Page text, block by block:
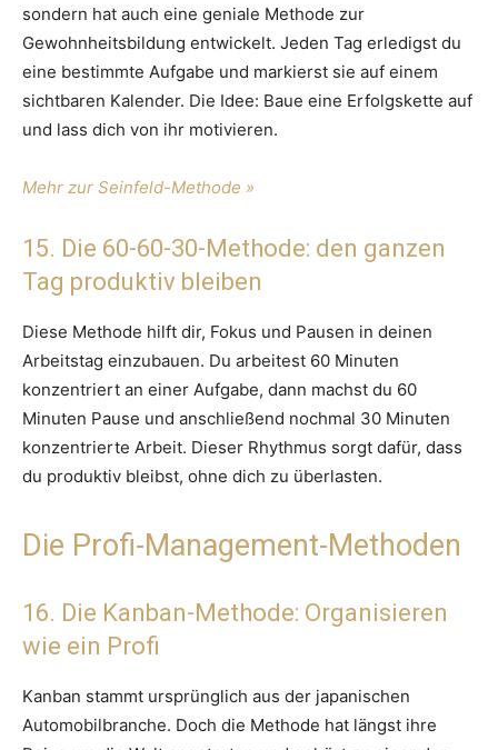
sondern hat auch eine geniale Methode zur
Gewohnheitsbildung entwickelt. Jeden Tag erledigst du
eine bestimmte Aufgabe und markierst sie auf einem
sichtbaren Kalender. Die Idee: Baue eine Erfolgskette auf
und lass dich von ihr motivieren.
Mehr zur Seinfeld-Methode »
15. Die 60-60-30-Methode: den ganzen
Tag produktiv bleiben
Diese Methode hilft dir, Fokus und Pausen in deinen
Arbeitstag einzubauen. Du arbeitest 60 Minuten
konzentriert an einer Aufgabe, dann machst du 60
Minuten Pause und anschließend nochmal 30 Minuten
konzentrierte Arbeit. Dieser Rhythmus sorgt dafür, dass
du produktiv bleibst, ohne dich zu überlasten.
Die Profi-Management-Methoden
16. Die Kanban-Methode: Organisieren
wie ein Profi
Kanban stammt ursprünglich aus der japanischen
Automobilbranche. Doch die Methode hat längst ihre